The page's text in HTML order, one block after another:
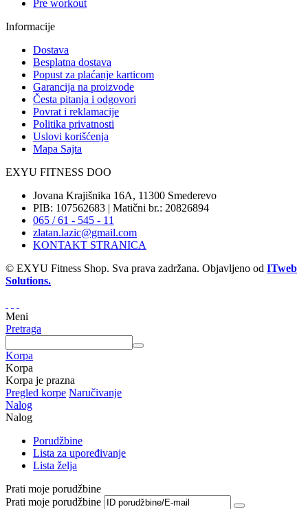
Pre workout
Informacije
Dostava
Besplatna dostava
Popust za plaćanje karticom
Garancija na proizvode
Česta pitanja i odgovori
Povrat i reklamacije
Politika privatnosti
Uslovi korišćenja
Mapa Sajta
EXYU FITNESS DOO
Jovana Krajišnika 16A, 11300 Smederevo
PIB: 107562683 | Matični br.: 20826894
065 / 61 - 545 - 11
zlatan.lazic@gmail.com
KONTAKT STRANICA
© EXYU Fitness Shop. Sva prava zadržana. Objavljeno od ITweb
Solutions.
Meni
Pretraga
Korpa
Korpa
Korpa je prazna
Pregled korpe Naručivanje
Nalog
Nalog
Porudžbine
Lista za upoređivanje
Lista želja
Prati moje porudžbine
Prati moje porudžbine